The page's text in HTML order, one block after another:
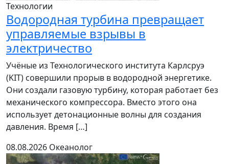
Технологии
Водородная турбина превращает
управляемые взрывы в
электричество
Учёные из Технологического института Карлсруэ
(KIT) совершили прорыв в водородной энергетике.
Они создали газовую турбину, которая работает без
механического компрессора. Вместо этого она
использует детонационные волны для создания
давления. Время […]
08.08.2026 Океанолог